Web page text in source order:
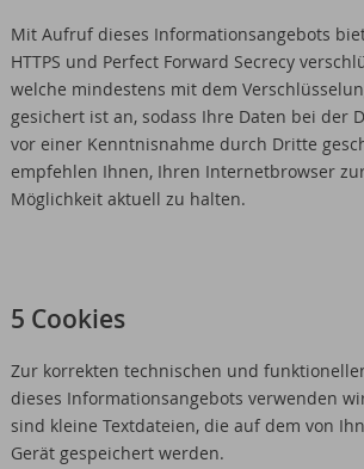
Mit Aufruf dieses Informationsangebots
HTTPS und Perfect Forward Secrecy
welche mindestens mit dem
gesichert ist an, sodass Ihre Daten bei der
vor einer Kenntnisnahme durch Dritte
empfehlen Ihnen, Ihren Internetbrowser
Möglichkeit aktuell zu halten.
5 Cookies
Zur korrekten technischen und
dieses Informationsangebots verwenden
sind kleine Textdateien, die auf dem von
Gerät gespeichert werden.